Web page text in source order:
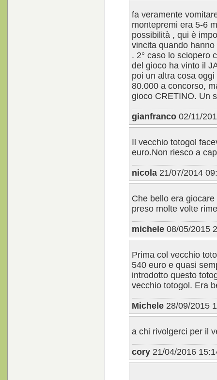
fa veramente
montepremi era 5-6
possibilità , qui è
vincita quando
. 2° caso lo sciopero
del gioco ha vinto il
poi un altra cosa
80.000 a concorso,
gioco CRETINO. Un
gianfranco 02/11/
Il vecchio totogol
euro.Non riesco a
nicola 21/07/2014
Che bello era
preso molte volte
michele 08/05/2015
Prima col vecchio
540 euro e quasi
introdotto questo
vecchio totogol. Era
Michele 28/09/2015
a chi rivolgerci per il
cory 21/04/2016